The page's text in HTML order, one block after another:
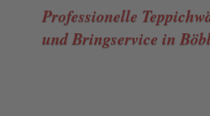
Professionelle
und Bringservice in